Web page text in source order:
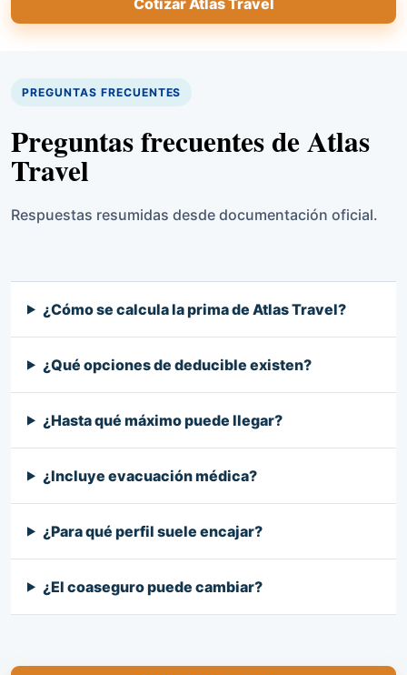
PREGUNTAS FRECUENTES
Preguntas frecuentes de Atlas
Travel
Respuestas resumidas desde documentación oficial.
¿Cómo se calcula la prima de Atlas Travel?
¿Qué opciones de deducible existen?
¿Hasta qué máximo puede llegar?
¿Incluye evacuación médica?
¿Para qué perfil suele encajar?
¿El coaseguro puede cambiar?